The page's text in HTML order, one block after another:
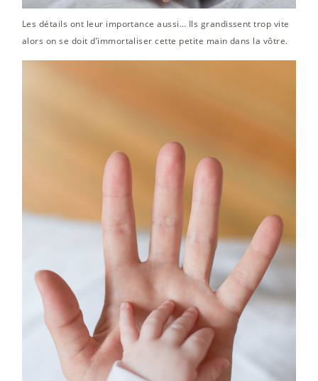
Les détails ont leur importance aussi… Ils grandissent trop vite
alors on se doit d’immortaliser cette petite main dans la vôtre.